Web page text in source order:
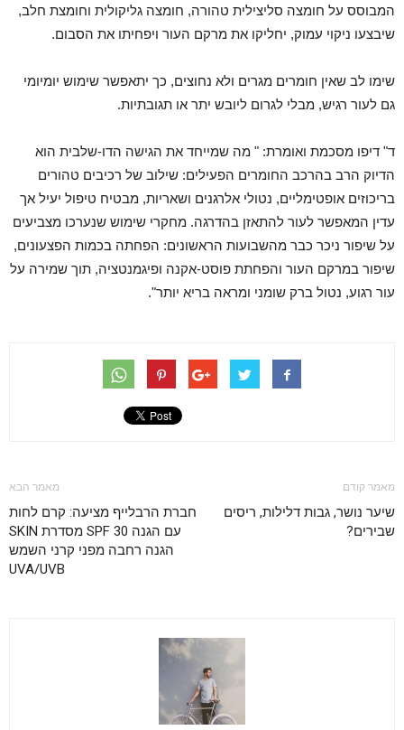
המבוסס על חומצה סליצילית טהורה, חומצה גליקולית וחומצת חלב,
שיבצעו ניקוי עמוק, יחליקו את מרקם העור ויפחיתו את הסבום.
שימו לב שאין חומרים מגרים ולא נחוצים, כך יתאפשר שימוש יומיומי
גם לעור רגיש, מבלי לגרום ליובש יתר או תגובתיות.
ד" דיפו מסכמת ואומרת: " מה שמייחד את הגישה הדו-שלבית הוא
הדיוק הרב בהרכב החומרים הפעילים: שילוב של רכיבים טהורים
בריכוזים אופטימליים, נטולי אלרגנים ושאריות, מבטיח טיפול יעיל אך
עדין המאפשר לעור להתאזן בהדרגה. מחקרי שימוש שנערכו מצביעים
על שיפור ניכר כבר מהשבועות הראשונים: הפחתה בכמות הפצעונים,
שיפור במרקם העור והפחתת פוסט-אקנה ופיגמנטציה, תוך שמירה על
עור רגוע, נטול ברק שומני ומראה בריא יותר".
מאמר קודם
שיער נושר, גבות דלילות, ריסים
שבירים?
מאמר הבא
חברת הרבלייף מציעה: קרם לחות
עם הגנה SPF 30 מסדרת SKIN
הגנה רחבה מפני קרני השמש
UVA/UVB